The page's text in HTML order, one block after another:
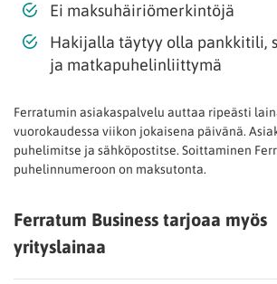
Ei maksuhäiriömerkintöjä
Hakijalla täytyy olla pankkitili,
ja matkapuhelinliittymä
Ferratumin asiakaspalvelu auttaa ripeästi
vuorokaudessa viikon jokaisena päivänä.
puhelimitse ja sähköpostitse. Soittaminen
puhelinnumeroon on maksutonta.
Ferratum Business tarjoaa myös
yrityslainaa